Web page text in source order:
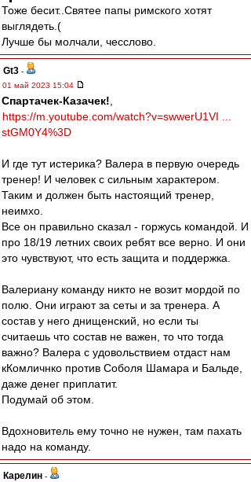
Тоже бесит..Святее папы римского хотят
выглядеть.(
Лучше бы молчали, чесслово.
Gt3 -
01 май 2023 15:04
Спартачек-Казачек!
https://m.youtube.com/watch?v=swwerU1VI ...
stGM0Y4%3D
И где тут истерика? Валера в первую очередь
тренер! И человек с сильным характером.
Таким и должен быть настоящий тренер,
неимхо.
Все он правильно сказал - горжусь командой. И
про 18/19 летних своих ребят все верно. И они
это чувствуют, что есть защита и поддержка.
Валериану команду никто не возит мордой по
полю. Они играют за сеты и за тренера. А
состав у него днищенский, но если ты
считаешь что состав не важен, то что тогда
важно? Валера с удовольствием отдаст нам
кКомличнко против Соболя Шамара и Бальде,
даже денег приплатит.
Подумай об этом.
Вдохновитель ему точно не нужен, там пахать
надо на команду.
Карелин -